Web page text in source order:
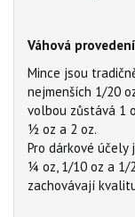
Váhová provedení
Mince jsou
nejmenších 1/20
volbou zůstává 1
½ oz a 2 oz.
Pro dárkové účely
¼ oz, 1/10 oz a 1/
zachovávají